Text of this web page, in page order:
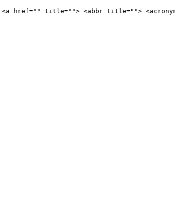
<a href="" title=""> <abbr title="">